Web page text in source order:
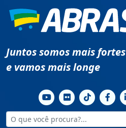
Juntos somos mais fortes
e vamos mais longe